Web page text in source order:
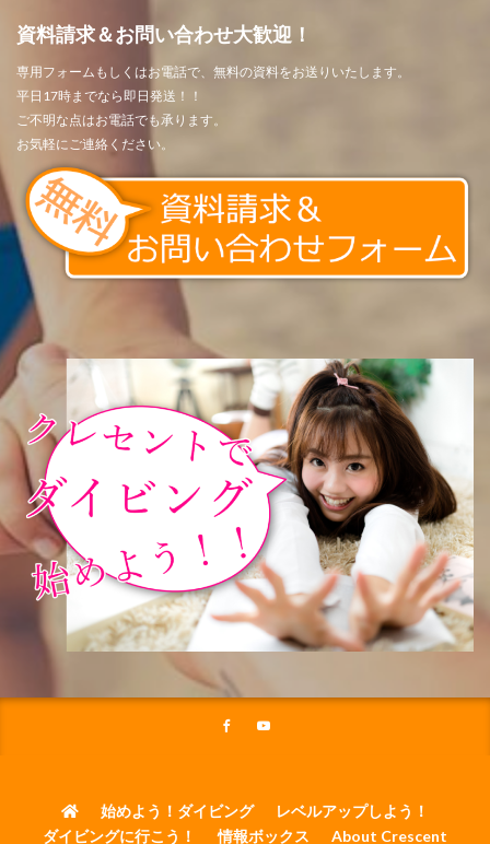
資料請求＆お問い合わせ大歓迎！
専用フォームもしくはお電話で、無料の資料をお送りいたします。
平日17時までなら即日発送！！
ご不明な点はお電話でも承ります。
お気軽にご連絡ください。
始めよう！ダイビング
レベルアップしよう！
ダイビングに行こう！
情報ボックス About Crescent